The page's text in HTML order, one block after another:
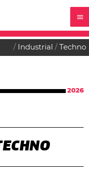
Industrial Techno
2026